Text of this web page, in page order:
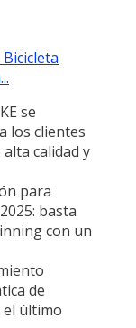
Bicicleta
se
los clientes
calidad y
para
basta
con un
de
el último